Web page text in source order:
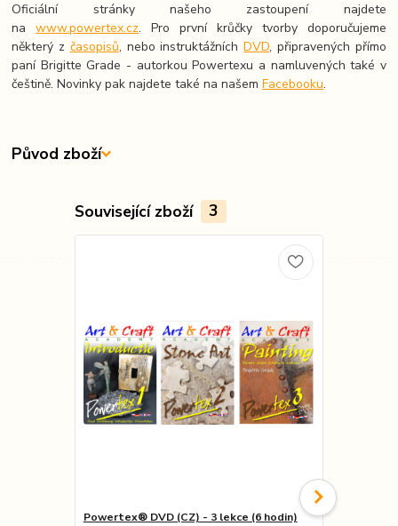
Oficiální stránky našeho zastoupení najdete
nawww.powertex.cz. Pro první krůčky tvorby doporučujeme
některý z časopisů, nebo instruktážníchDVD, připravených přímo
paní Brigitte Grade - autorkou Powertexu a namluvených také v
češtině. Novinky pak najdete také na našemFacebooku.
Původ zboží
Související zboží 3
Powertex® DVD (CZ) - 3 lekce (6 hodin)